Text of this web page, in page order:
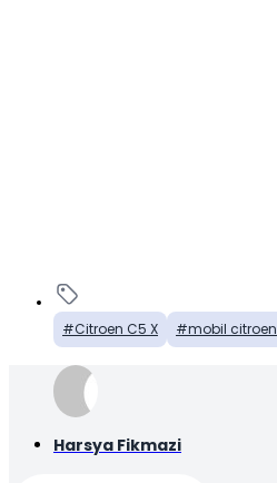
Citroen C5 X mobil citroen
Harsya Fikmazi